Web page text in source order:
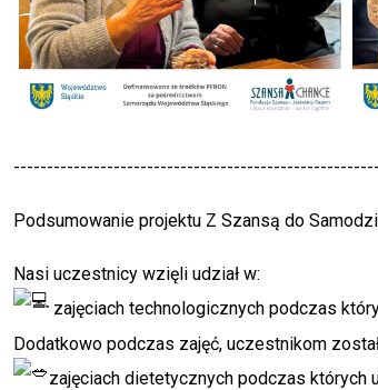
Podsumowanie projektu Z Szansą do
Nasi uczestnicy wzięli udział w:
zajęciach technologicznych podczas
Dodatkowo podczas zajęć, uczestnikom
zajęciach dietetycznych podczas